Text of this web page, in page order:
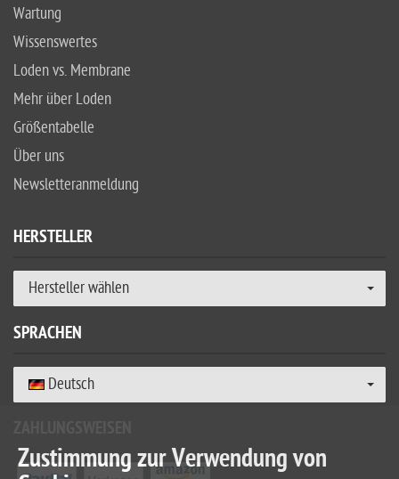
Wartung
Wissenswertes
Loden vs. Membrane
Mehr über Loden
Größentabelle
Über uns
Newsletteranmeldung
HERSTELLER
Hersteller wählen
SPRACHEN
Deutsch
Zustimmung zur Verwendung von